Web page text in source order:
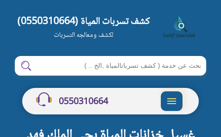
كشف تسربات المياة (0550310664)
لكشف ومعالجه التسربات
ابحث
في
شركة
كشف
تسربات
ابحث
0550310664